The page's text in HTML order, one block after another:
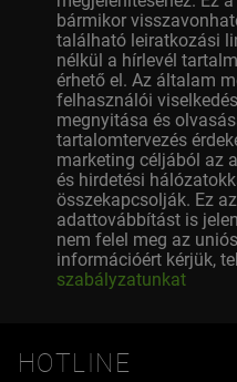
bármikor
található leiratkozási
nélkül a hírlevél
érhető el. Az általam
felhasználói
megnyitása és
tartalomtervezés
marketing céljából az
és hirdetési
összekapcsolják. Ez
adattovábbítást is
nem felel meg az
információért kérjük,
szabályzatunkat
HOTLINE